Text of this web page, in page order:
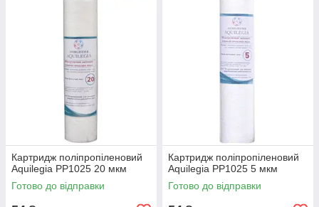
Картридж поліпропіленовий
Aquilegia PP1025 20 мкм
Готово до відправки
Картридж поліпропіленовий
Aquilegia PP1025 5 мкм
Готово до відправки